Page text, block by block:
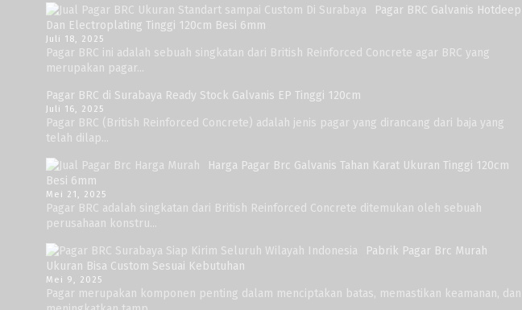
Pagar BRC Galvanis Hotdeep
Dan Electroplating Tinggi 120cm Besi 6mm
Juli 18, 2025
Pagar BRC ini adalah sebuah singkatan dari British Reinforced Concrete agar BRC yang
merupakan pagar...
Pagar BRC di Surabaya Ready Stock Galvanis EP Tinggi 120cm
Juli 16, 2025
Pagar BRC (British Reinforced Concrete) adalah jenis pagar yang dirancang dari baja yang
telah dilap...
Harga Pagar Brc Galvanis Tahan Karat Ukuran Tinggi 120cm
Besi 6mm
Mei 21, 2025
Pagar BRC adalah singkatan dari British Reinforced Concrete ditemukan oleh sebuah
perusahaan konstru...
Pabrik Pagar Brc Murah
Ukuran Bisa Custom Sesuai Kebutuhan
Mei 9, 2025
Pagar merupakan komponen penting dalam menciptakan batas, memastikan keamanan, dan